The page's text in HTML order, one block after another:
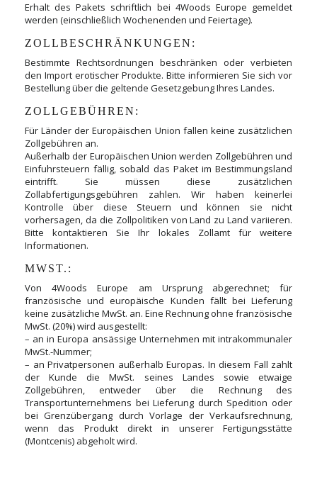
Erhalt des Pakets schriftlich bei 4Woods Europe gemeldet
werden (einschließlich Wochenenden und Feiertage).
ZOLLBESCHRÄNKUNGEN:
Bestimmte Rechtsordnungen beschränken oder verbieten
den Import erotischer Produkte. Bitte informieren Sie sich vor
Bestellung über die geltende Gesetzgebung Ihres Landes.
ZOLLGEBÜHREN:
Für Länder der Europäischen Union fallen keine zusätzlichen
Zollgebühren an.
Außerhalb der Europäischen Union werden Zollgebühren und
Einfuhrsteuern fällig, sobald das Paket im Bestimmungsland
eintrifft. Sie müssen diese zusätzlichen
Zollabfertigungsgebühren zahlen. Wir haben keinerlei
Kontrolle über diese Steuern und können sie nicht
vorhersagen, da die Zollpolitiken von Land zu Land variieren.
Bitte kontaktieren Sie Ihr lokales Zollamt für weitere
Informationen.
MWST.:
Von 4Woods Europe am Ursprung abgerechnet; für
französische und europäische Kunden fällt bei Lieferung
keine zusätzliche MwSt. an. Eine Rechnung ohne französische
MwSt. (20%) wird ausgestellt:
– an in Europa ansässige Unternehmen mit intrakommunaler
MwSt.-Nummer;
– an Privatpersonen außerhalb Europas. In diesem Fall zahlt
der Kunde die MwSt. seines Landes sowie etwaige
Zollgebühren, entweder über die Rechnung des
Transportunternehmens bei Lieferung durch Spedition oder
bei Grenzübergang durch Vorlage der Verkaufsrechnung,
wenn das Produkt direkt in unserer Fertigungsstätte
(Montcenis) abgeholt wird.